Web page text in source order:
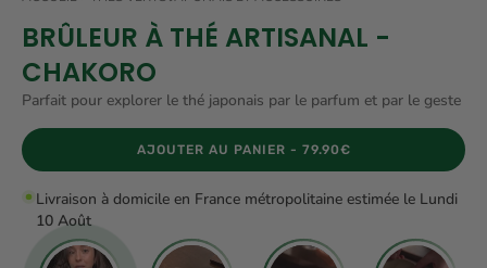
BRÛLEUR À THÉ ARTISANAL -
CHAKORO
Parfait pour explorer le thé japonais par le parfum et par le geste
AJOUTER AU PANIER - 79.90€
Livraison à domicile en France métropolitaine estimée le Lundi
10 Août